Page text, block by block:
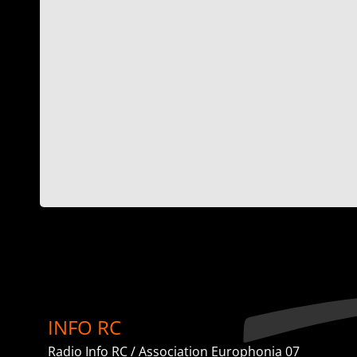
INFO RC
Radio Info RC / Association Europhonia 07